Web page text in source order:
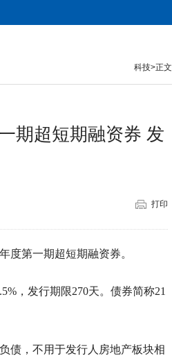
科技>正文
期超短期融资券 发
打印
度第一期超短期融资券。
，发行期限270天。债券简称21
债，不用于发行人房地产板块相